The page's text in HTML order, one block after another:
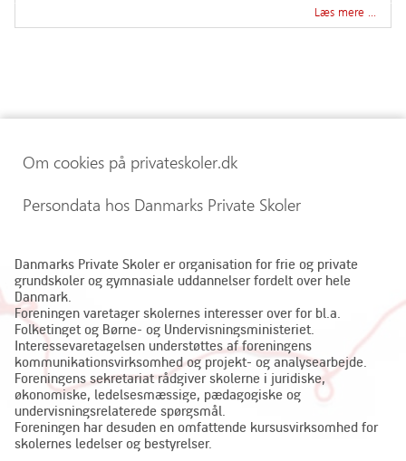
Læs mere …
Om cookies på privateskoler.dk
Persondata hos Danmarks Private Skoler
Danmarks Private Skoler er organisation for frie og private
grundskoler og gymnasiale uddannelser fordelt over hele
Danmark.
Foreningen varetager skolernes interesser over for bl.a.
Folketinget og Børne- og Undervisningsministeriet.
Interessevaretagelsen understøttes af foreningens
kommunikationsvirksomhed og projekt- og analysearbejde.
Foreningens sekretariat rådgiver skolerne i juridiske,
økonomiske, ledelsesmæssige, pædagogiske og
undervisningsrelaterede spørgsmål.
Foreningen har desuden en omfattende kursusvirksomhed for
skolernes ledelser og bestyrelser.